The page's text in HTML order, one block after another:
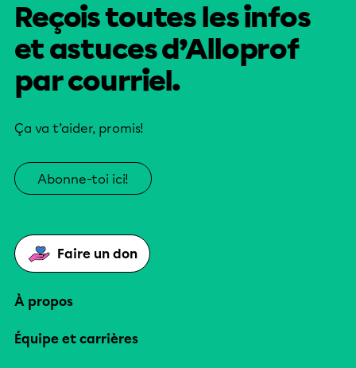
Reçois toutes les infos
et astuces d’Alloprof
par courriel.
Ça va t’aider, promis!
Abonne-toi ici!
Faire un don
À propos
Équipe et carrières